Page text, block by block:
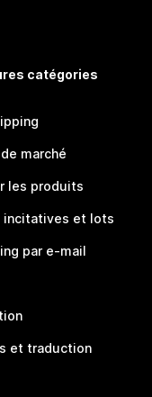
catégories
marché
les produits
incitatives et lots
par e-mail
et traduction